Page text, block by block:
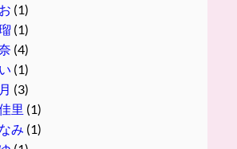
(1)
(1)
(4)
(1)
(3)
里 (1)
み (1)